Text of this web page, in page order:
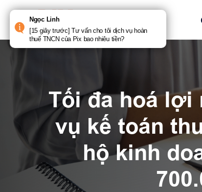
qua
dung
Tối đa hoá
vụ kế toán
hộ kinh
Ngọc Linh
[15 giây trước] Tư vấn cho tôi dịch vụ hoàn
thuế TNCN của Pix bao nhiêu tiền?